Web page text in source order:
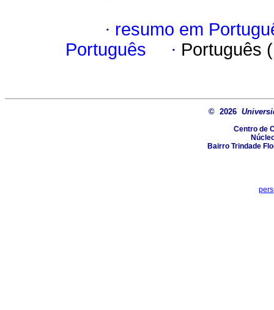
· resumo em
Português
· Português
© 2026
Centro de
Bairro Trindade